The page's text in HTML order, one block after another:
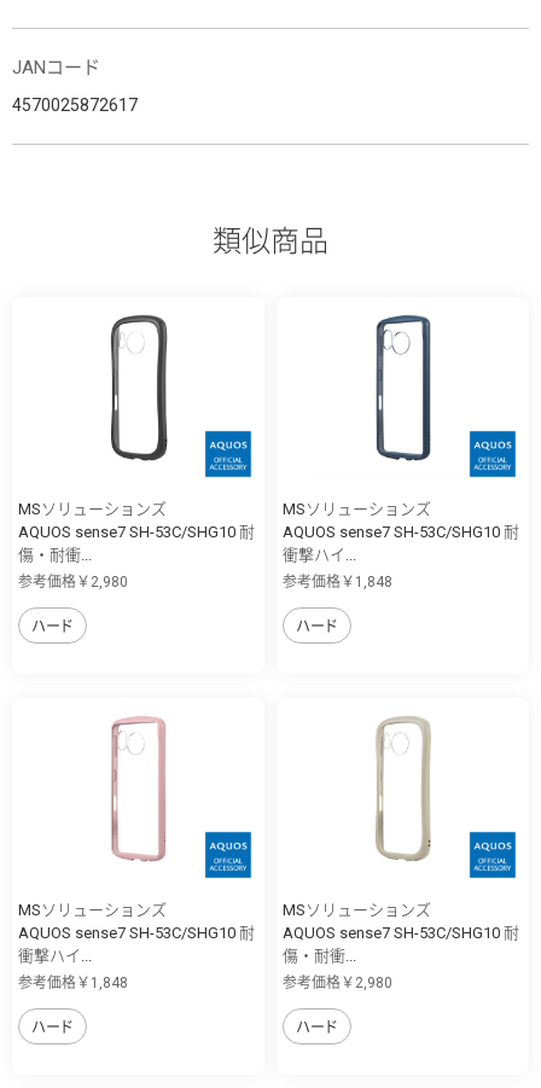
JANコード
4570025872617
類似商品
MSソリューションズ
AQUOS sense7 SH-53C/SHG10 耐
傷・耐衝...
参考価格￥2,980
ハード
MSソリューションズ
AQUOS sense7 SH-53C/SHG10 耐
衝撃ハイ...
参考価格￥1,848
ハード
MSソリューションズ
AQUOS sense7 SH-53C/SHG10 耐
衝撃ハイ...
参考価格￥1,848
ハード
MSソリューションズ
AQUOS sense7 SH-53C/SHG10 耐
傷・耐衝...
参考価格￥2,980
ハード